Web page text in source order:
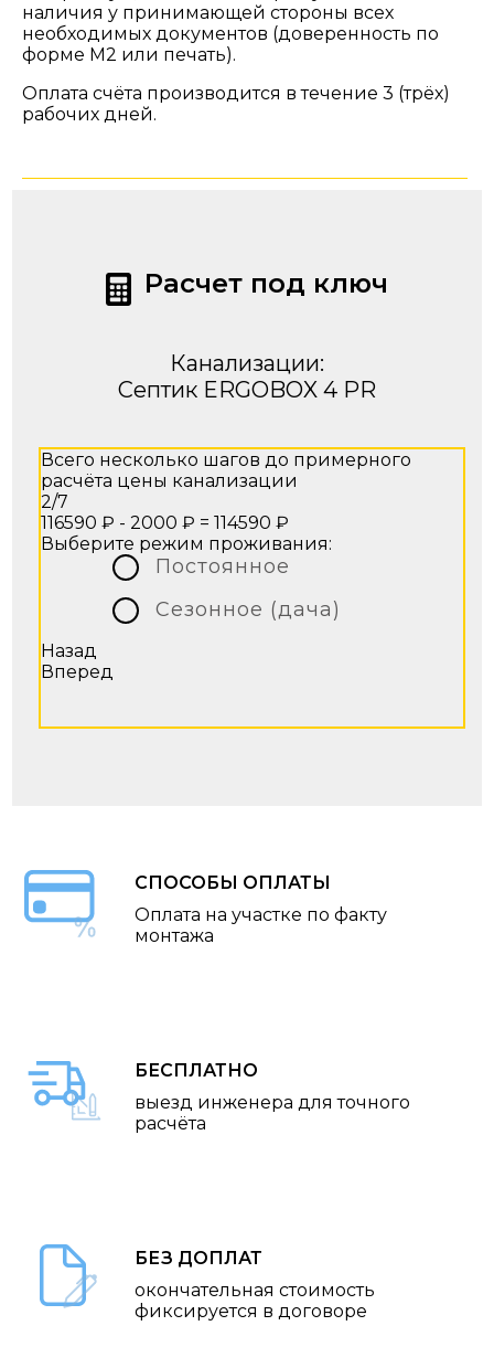
наличия у принимающей стороны всех
необходимых документов (доверенность по
форме М2 или печать).
Оплата счёта производится в течение 3 (трёх)
рабочих дней.
Расчет под ключ
Канализации:
Септик ERGOBOX 4 PR
Всего несколько шагов до примерного
расчёта цены канализации
2/7
116590 ₽ - 2000 ₽ = 114590 ₽
Выберите режим проживания:
Постоянное
Сезонное (дача)
Назад
Вперед
СПОСОБЫ ОПЛАТЫ
Оплата на участке по факту
монтажа
БЕСПЛАТНО
выезд инженера для точного
расчёта
БЕЗ ДОПЛАТ
окончательная стоимость
фиксируется в договоре